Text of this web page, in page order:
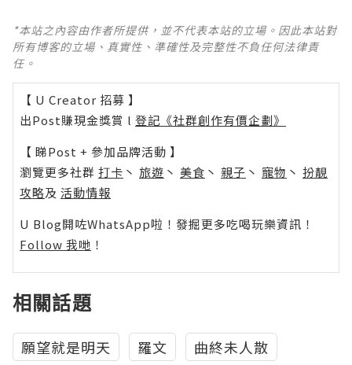
*本站之內容由作者所提供，並不代表本站的立場。因此本站對
所有博客的立場、真實性、準確性及完整性不負任何法律責
任。
【 U Creator 招募 】
出Post賺現金獎賞 l 登記《社群創作有價企劃》
【 睇Post + 參加品牌活動 】
瀏覽更多社群 打卡 丶 旅遊 丶 美食 丶 親子 丶 寵物 丶 扮靚
攻略及 活動情報
U Blog開咗WhatsApp啦！發掘更多吃喝玩樂資訊！
Follow 我哋 ！
相關話題
願望就是明天 羅文
曲終未人散